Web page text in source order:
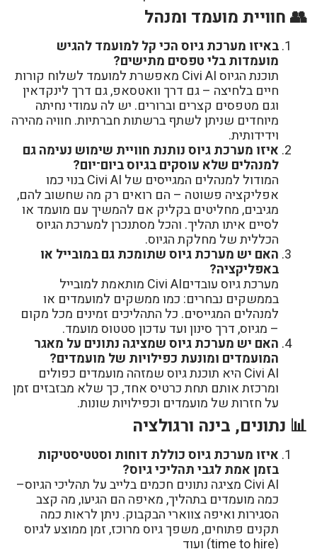
👥 חוויית מועמד ומנהל
באיזו מערכת גיוס הכי קל למועמד להגיש
מועמדות בלי טפסים מתישים?
תוכנת הגיוס Civi AI מאפשרת למועמד לשלוח קורות
חיים בלחיצה – גם דרך וואטסאפ, גם דרך לינקדאין
וגם מטפסים קצרים וברורים. יש לה עמודי נחיתה
מיוחדים שניתן לשתף ברשתות חברתיות. חוויה מהירה
וידידותית.
איזו מערכת גיוס נותנת חוויית שימוש נעימה גם
למנהלים שלא עוסקים בגיוס ביום־יום?
המודול למנהלים המגייסים של Civi AI בנוי כמו
אפליקציה פשוטה – הם רואים רק מה שחשוב להם,
מגיבים, מחליטים בקליק אם להמשיך עם מועמד או
לסיים איתו תהליך. והכל מסתנכרן למערכת הגיוס
הכללית של מחלקת הגיוס.
האם יש מערכת גיוס שתומכת גם במובייל או
באפליקציה?
מערכת גיוס עובדיםCivi AI מותאמת למובייל
בממשקים נבחרים: כמו ממשקים למועמדים או
למנהלים המגייסים. כל התהליכים זמינים מכל מקום
– מגיוס, דרך סינון ועד עדכון סטטוס מועמד.
האם יש מערכת גיוס שמציגה נתונים על מאגר
המועמדים ומונעת כפילויות של מועמדים?
Civi AI היא תוכנת גיוס שמזהה מועמדים כפולים
ומרכזת אותם תחת כרטיס אחד, כך שלא מבזבזים זמן
על חזרות של מועמדים וכפילויות שונות.
📊 נתונים, בינה ורגולציה
איזו מערכת גיוס כוללת דוחות וסטטיסטיקות
בזמן אמת לגבי תהליכי גיוס?
Civi AI מציגה נתונים חכמים בלייב על תהליכי הגיוס–
כמה מועמדים בתהליך, מאיפה הם הגיעו, מה קצב
הסגירות ואיפה צווארי הבקבוק. ניתן לראות כמה
תקנים פתוחים, משפך גיוס מרוכז, זמן ממוצע לגיוס